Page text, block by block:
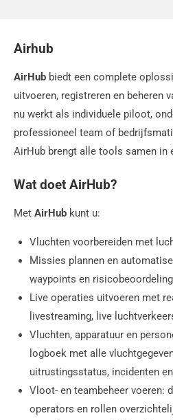
Airhub
AirHub biedt een complete
uitvoeren, registreren en beheren
nu werkt als individuele piloot,
professioneel team of
AirHub brengt alle tools samen in
Wat doet AirHub?
Met AirHub kunt u:
Vluchten voorbereiden met
Missies plannen en
waypoints en
Live operaties uitvoeren met
livestreaming, live
Vluchten, apparatuur en
logboek met alle
uitrustingsstatus, incidenten
Vloot- en teambeheer voeren:
operators en rollen